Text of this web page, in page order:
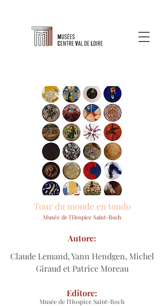
Tour du monde en tondo
Musée de l'Hospice Saint-Roch
Claude Lemand, Yann Hendgen, Michel
Giraud et Patrice Moreau
Autore:
Musée de l'Hospice Saint-Roch
Editore: